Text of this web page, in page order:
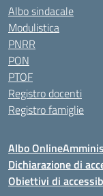
Albo sindacale
Modulistica
PNRR
PON
PTOF
Registro docenti
Registro famiglie
Albo Online
Dichiarazione di
Obiettivi di